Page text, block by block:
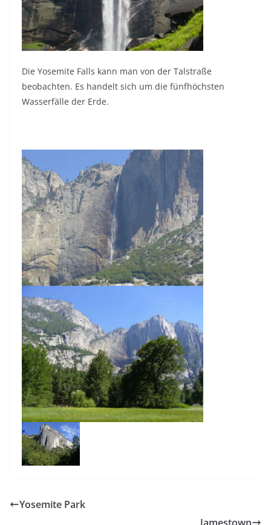
Die Yosemite Falls kann man von der Talstraße
beobachten. Es handelt sich um die fünfhöchsten
Wasserfälle der Erde.
Yosemite Park